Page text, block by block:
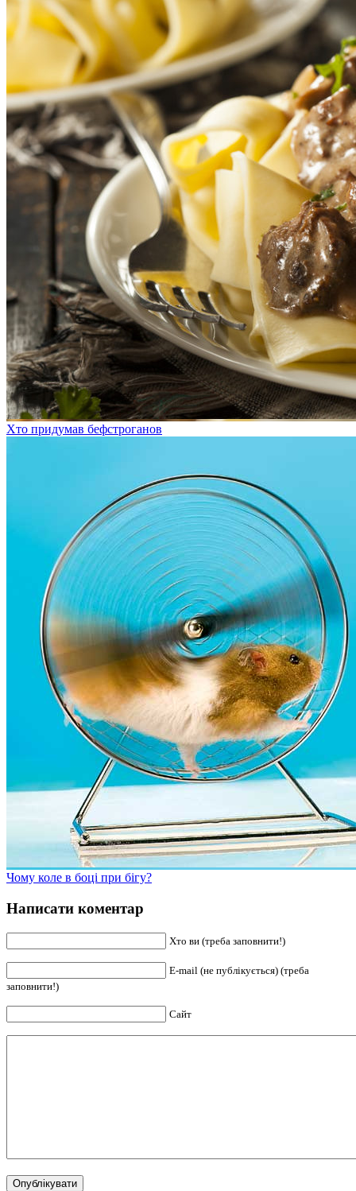
Хто придумав бефстроганов
Чому коле в боці при бігу?
Написати коментар
Хто ви (треба заповнити!)
E-mail (не публікується) (треба
заповнити!)
Сайт